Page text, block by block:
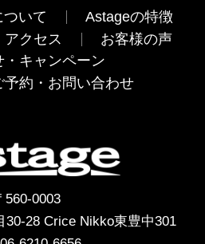
いて
Astageの特徴
アクセス
お客様の声
・キャンペーン
予約・お問い合わせ
560-0003
30-28 Crice Nikko東豊中301